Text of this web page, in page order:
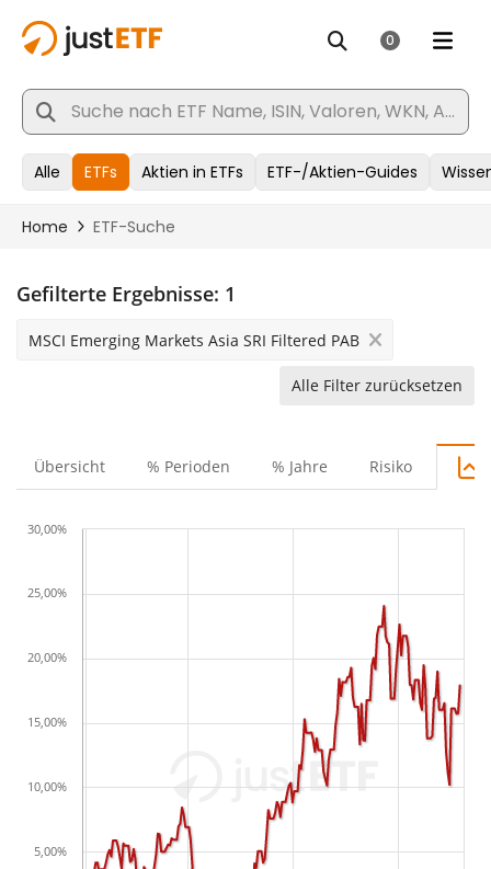
Gefilterte Ergebnisse: 1
MSCI Emerging Markets Asia SRI Filtered PAB
Alle Filter zurücksetzen
Übersicht % Perioden % Jahre Risiko
5,00%
10,00%
15,00%
20,00%
25,00%
30,00%